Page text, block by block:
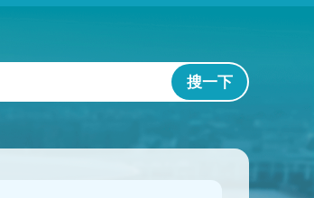
搜一下